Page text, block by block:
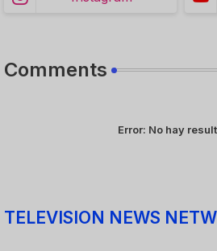
Comments
Error: No hay
TELEVISION NEWS